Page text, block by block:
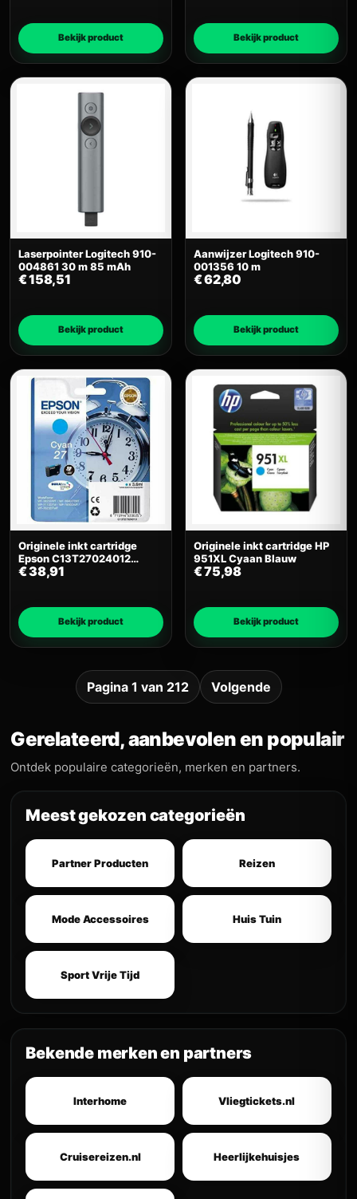
Bekijk product Bekijk product
Laserpointer Logitech 910-
004861 30 m 85 mAh
€158,51
Bekijk product
Aanwijzer Logitech 910-
001356 10 m
€62,80
Bekijk product
Originele inkt cartridge
Epson C13T27024012
Cyaan
€38,91
Bekijk product
Originele inkt cartridge HP
951XL Cyaan Blauw
€75,98
Bekijk product
Pagina 1 van 212 Volgende
Gerelateerd, aanbevolen en populair
Ontdek populaire categorieën, merken en partners.
Meest gekozen categorieën
Partner Producten Reizen
Mode Accessoires Huis Tuin
Sport Vrije Tijd
Bekende merken en partners
Interhome Vliegtickets.nl
Cruisereizen.nl Heerlijkehuisjes